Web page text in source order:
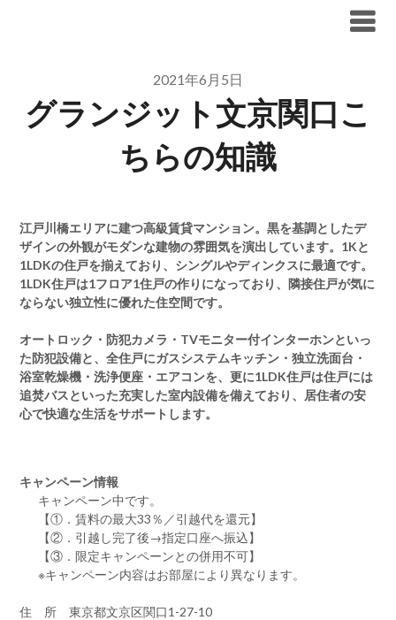
2021年6月5日
グランジット文京関口こ
ちらの知識
江戸川橋エリアに建つ高級賃貸マンション。黒を基調としたデ
ザインの外観がモダンな建物の雰囲気を演出しています。1Kと
1LDKの住戸を揃えており、シングルやディンクスに最適です。
1LDK住戸は1フロア1住戸の作りになっており、隣接住戸が気に
ならない独立性に優れた住空間です。
オートロック・防犯カメラ・TVモニター付インターホンといっ
た防犯設備と、全住戸にガスシステムキッチン・独立洗面台・
浴室乾燥機・洗浄便座・エアコンを、更に1LDK住戸は住戸には
追焚バスといった充実した室内設備を備えており、居住者の安
心で快適な生活をサポートします。
キャンペーン情報
キャンペーン中です。
【①．賃料の最大33％／引越代を還元】
【②．引越し完了後→指定口座へ振込】
【③．限定キャンペーンとの併用不可】
※キャンペーン内容はお部屋により異なります。
住 所 東京都文京区関口1-27-10